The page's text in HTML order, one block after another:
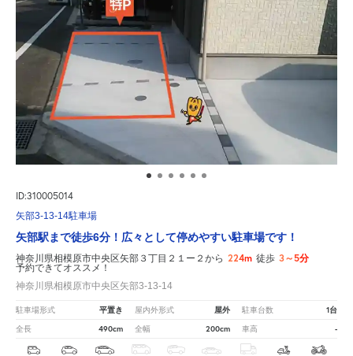
ID:310005014
矢部3-13-14駐車場
矢部駅まで徒歩6分！広々として停めやすい駐車場です！
神奈川県相模原市中央区矢部３丁目２１ー２から 224m 徒歩 3～5分
予約できてオススメ！
神奈川県相模原市中央区矢部3-13-14
駐車場形式 平置き 屋内外形式 屋外 駐車台数 1台
全長 490cm 全幅 200cm 車高 -